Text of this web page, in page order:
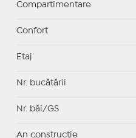
Compartimentare
Confort
Etaj
Nr. bucătării
Nr. băi/GS
An construcție